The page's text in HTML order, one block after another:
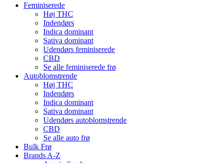
Feminiserede
Høj THC
Indendørs
Indica dominant
Sativa dominant
Udendørs feminiserede
CBD
Se alle feminiserede frø
Autoblomstrende
Høj THC
Indendørs
Indica dominant
Sativa dominant
Udendørs autoblomstrende
CBD
Se alle auto frø
Bulk Frø
Brands A-Z